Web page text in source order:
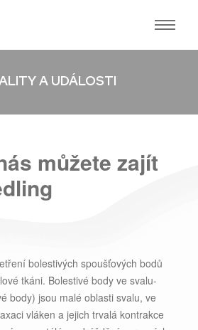
A UDÁLOSTI
můžete zajít
bolestivých spoušťových bodů
tkáni. Bolestivé body ve svalu-
body) jsou malé oblasti svalu, ve
vláken a jejich trvalá kontrakce